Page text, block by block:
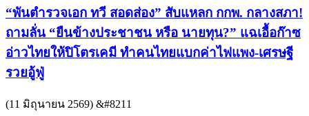
“พันตำรวจเอก ทวี สอดส่อง” สับแหลก กกพ. กลางสภา!
ถามลั่น “ยืนข้างประชาชน หรือ นายทุน?” แฉเอื้อก๊าซ
อ่าวไทยให้ปิโตรเคมี ทำคนไทยแบกค่าไฟแพง-เศรษฐี
รวยอู้ฟู่
(11 มิถุนายน 2569) &#8211